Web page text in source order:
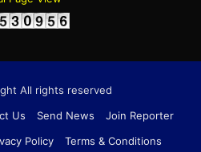
All rights reserved
Us Send News
Join Reporter
Policy Terms & Conditions